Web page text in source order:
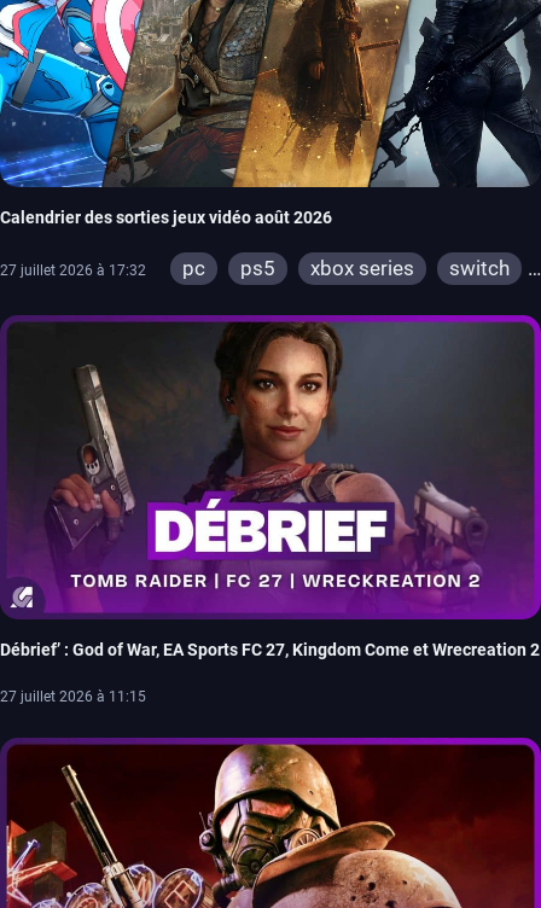
Calendrier des sorties jeux vidéo août 2026
27 juillet 2026 à 17:32 pc ps5 xbox series
switch
Débrief’ : God of War, EA Sports FC 27, Kingdom Come et Wrecreation 2
27 juillet 2026 à 11:15